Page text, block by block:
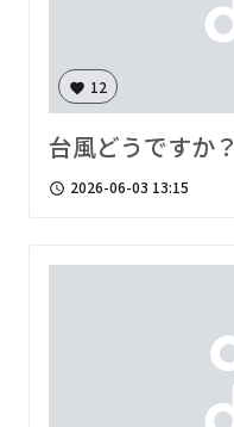
favorite 12
台風どうですか？
access_time 2026-06-03 13:15